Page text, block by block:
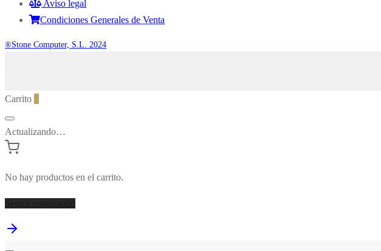
Aviso legal
Condiciones Generales de Venta
®Stone Computer, S.L. 2024
Carrito
Actualizando…
No hay productos en el carrito.